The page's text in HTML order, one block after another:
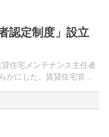
認定制度」設立
住宅メンテナンス主任者
かにした。賃貸住宅管理